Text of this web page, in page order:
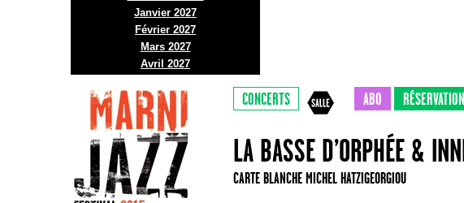
Janvier 2027
Février 2027
Mars 2027
Avril 2027
BILLETTERIE
CONCERTS ABO RÉSERVATION
LA BASSE D’ORPHÉE &
CARTE BLANCHE MICHEL HATZIGEORGIOU